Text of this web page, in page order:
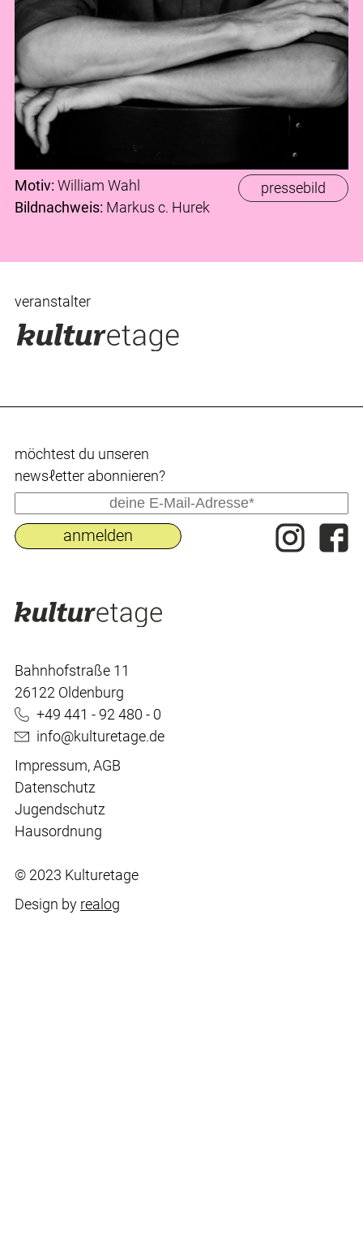
pressebild
Motiv: William Wahl
Bildnachweis: Markus c. Hurek
veranstalter
Bahnhofstraße 11
26122 Oldenburg
+49 441 - 92 480 - 0
info@kulturetage.de
Impressum,AGB
Datenschutz
Jugendschutz
Hausordnung
© 2023 Kulturetage
Design by realog
möchtest du uпseren
newsℓetter abonnieren?